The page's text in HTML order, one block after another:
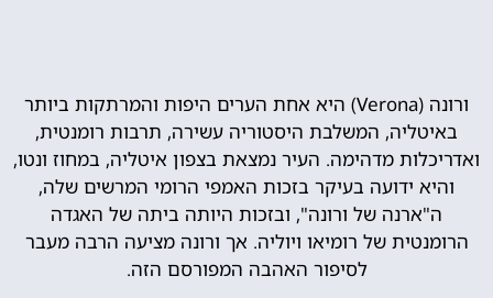
ורונה (Verona) היא אחת הערים היפות והמרתקות ביותר
באיטליה, המשלבת היסטוריה עשירה, תרבות רומנטית,
ואדריכלות מדהימה. העיר נמצאת בצפון איטליה, במחוז ונטו,
והיא ידועה בעיקר בזכות האמפי הרומי המרשים שלה,
ה"ארנה של ורונה", ובזכות היותה ביתה של האגדה
הרומנטית של רומיאו ויוליה. אך ורונה מציעה הרבה מעבר
לסיפור האהבה המפורסם הזה.